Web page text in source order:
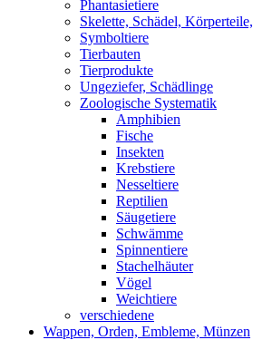
Phantasietiere
Skelette, Schädel,
Symboltiere
Tierbauten
Tierprodukte
Ungeziefer, Schädlinge
Zoologische Systematik
Amphibien
Fische
Insekten
Krebstiere
Nesseltiere
Reptilien
Säugetiere
Schwämme
Spinnentiere
Stachelhäuter
Vögel
Weichtiere
verschiedene
Wappen, Orden, Embleme, Münzen